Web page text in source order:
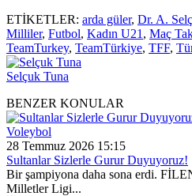
ETİKETLER: arda güler, Dr. A.
Milliler, Futbol, Kadın U21 , Maç
TeamTurkey, TeamTürkiye, TFF,
Selçuk Tuna
BENZER KONULAR
Voleybol
28 Temmuz 2026 15:15
Sultanlar Sizlerle Gurur Duyuyoruz!
Bir şampiyona daha sona erdi.
Milletler Ligi...